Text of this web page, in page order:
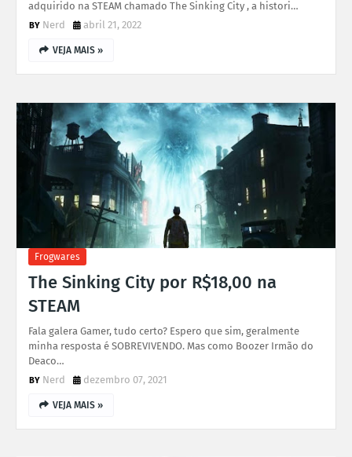
adquirido na STEAM chamado The Sinking City , a histori…
Nerd
abril 21, 2022
VEJA MAIS »
Frogwares
The Sinking City por R$18,00 na
STEAM
Fala galera Gamer, tudo certo? Espero que sim, geralmente
minha resposta é SOBREVIVENDO. Mas como Boozer Irmão do
Deaco…
Nerd
dezembro 07, 2021
VEJA MAIS »